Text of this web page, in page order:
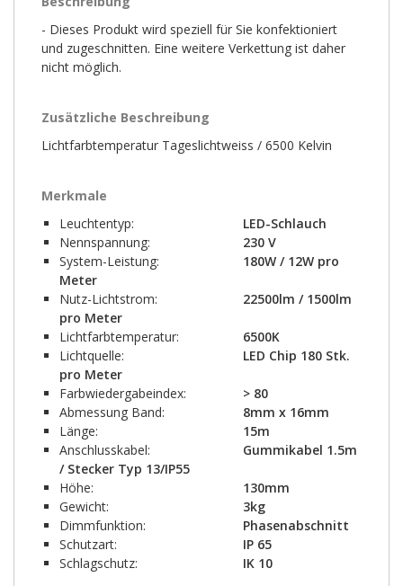
- Dieses Produkt wird speziell für Sie konfektioniert
und zugeschnitten. Eine weitere Verkettung ist daher
nicht möglich.
Zusätzliche Beschreibung
Lichtfarbtemperatur Tageslichtweiss / 6500 Kelvin
Merkmale
Leuchtentyp:
LED-Schlauch
Nennspannung:
230 V
System-Leistung:
180W / 12W pro
Meter
Nutz-Lichtstrom:
22500lm / 1500lm
pro Meter
Lichtfarbtemperatur:
6500K
Lichtquelle:
LED Chip 180 Stk.
pro Meter
Farbwiedergabeindex:
> 80
Abmessung Band:
8mm x 16mm
Länge:
15m
Anschlusskabel:
Gummikabel 1.5m
/ Stecker Typ 13/IP55
Höhe:
130mm
Gewicht:
3kg
Dimmfunktion:
Phasenabschnitt
Schutzart:
IP 65
Schlagschutz:
IK 10